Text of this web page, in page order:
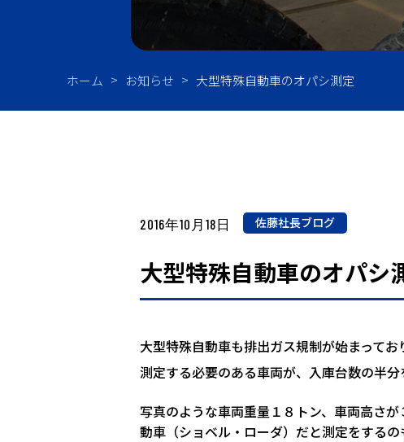
油圧ホー
ホーム お知らせ 大型特殊自動車のオパシ測定
2016年10月18日 佐藤社長ブログ
大型特殊自動車のオパシ
大型特殊自動車も排出ガス規制が始まって
測定する必要のある車両が、入庫台数の半分
写真のような車両重量１８トン、車両高さ
動車（ショベル・ローダ）だと測定をする